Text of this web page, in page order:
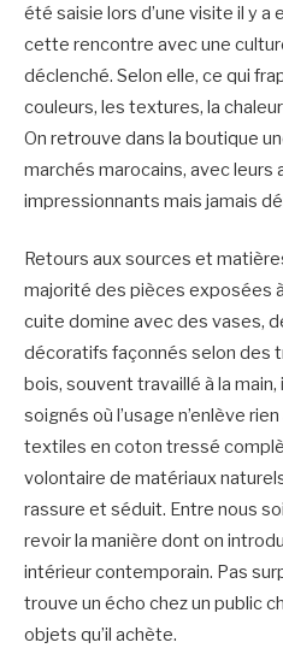
été saisie lors d’une visite il y a
cette rencontre avec une
déclenché. Selon elle, ce qui
couleurs, les textures, la
On retrouve dans la boutique
marchés marocains, avec leurs
impressionnants mais jamais
Retours aux sources et
majorité des pièces exposées
cuite domine avec des vases,
décoratifs façonnés selon des
bois, souvent travaillé à la
soignés où l’usage n’enlève
textiles en coton tressé
volontaire de matériaux
rassure et séduit. Entre nous
revoir la manière dont on
intérieur contemporain. Pas
trouve un écho chez un public
objets qu’il achète.